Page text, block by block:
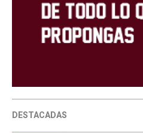
DESTACADAS